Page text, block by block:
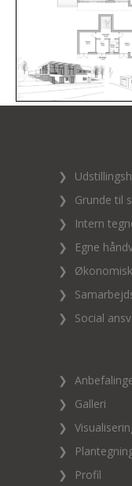
❯
❯
Grunde til
❯
Intern
❯
Egne
❯
❯
❯
Social
❯
❯
Galleri
❯
❯
❯
Profil